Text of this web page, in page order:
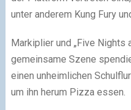
unter anderem Kung Fury
Markiplier und „Five Nights
gemeinsame Szene
einen unheimlichen
um ihn herum Pizza essen.